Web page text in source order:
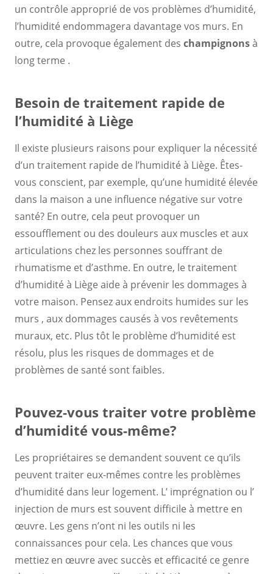
un contrôle approprié de vos problèmes d’humidité,
l’humidité endommagera davantage vos murs. En
outre, cela provoque également des champignonsà
long terme .
Besoin de traitement rapide de
l’humidité à Liège
Il existe plusieurs raisons pour expliquer la nécessité
d’un traitement rapide de l’humidité à Liège. Êtes-
vous conscient, par exemple, qu’une humidité élevée
dans la maison a une influence négative sur votre
santé? En outre, cela peut provoquer un
essoufflement ou des douleurs aux muscles et aux
articulations chez les personnes souffrant de
rhumatisme et d’asthme. En outre, le traitement
d’humidité à Liège aide à prévenir les dommages à
votre maison. Pensez aux endroits humides sur les
murs , aux dommages causés à vos revêtements
muraux, etc. Plus tôt le problème d’humidité est
résolu, plus les risques de dommages et de
problèmes de santé sont faibles.
Pouvez-vous traiter votre problème
d’humidité vous-même?
Les propriétaires se demandent souvent ce qu’ils
peuvent traiter eux-mêmes contre les problèmes
d’humidité dans leur logement. L’ imprégnation ou l’
injection de murs est souvent difficile à mettre en
œuvre. Les gens n’ont ni les outils ni les
connaissances pour cela. Les chances que vous
mettiez en œuvre avec succès et efficacité ce genre